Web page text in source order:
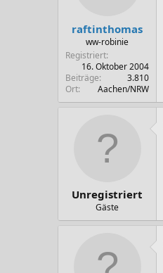
raftinthomas
ww-robinie
Registriert
16. Oktober 2004
Beiträge
3.810
Ort
Aachen/NRW
Unregistriert
Gäste